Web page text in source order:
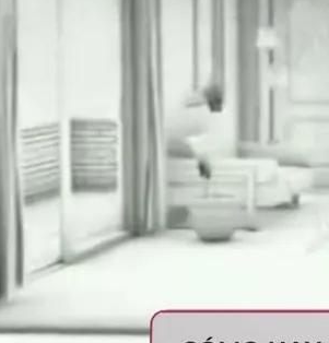
Carlos Mazón anuncia las
por el incendio del edificio de
Última hora del incendio de
entran en el edificio: "Buscan a
Compartir
‘En boca de todos’cuenta en el
bomberos de Alcorcónque nos da